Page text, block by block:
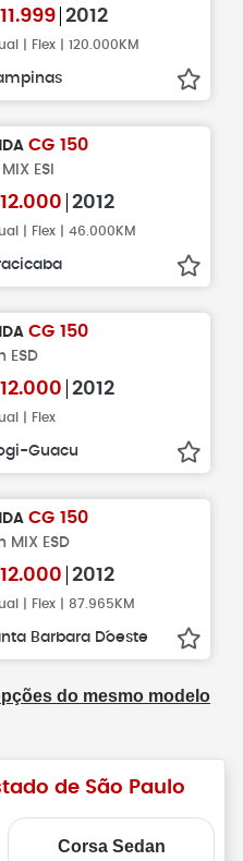
11.999 2012
| Flex | 120.000KM
CG 150
ESI
12.000 2012
| Flex | 46.000KM
CG 150
ESD
12.000 2012
| Flex
Guacu
CG 150
MIX ESD
12.000 2012
| Flex | 87.965KM
Barbara D´oeste
do mesmo modelo
de São Paulo
Corsa Sedan